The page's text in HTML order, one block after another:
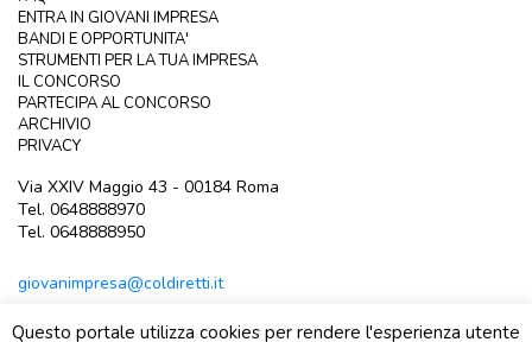
ENTRA IN GIOVANI IMPRESA
BANDI E OPPORTUNITA'
STRUMENTI PER LA TUA IMPRESA
IL CONCORSO
PARTECIPA AL CONCORSO
ARCHIVIO
PRIVACY
Via XXIV Maggio 43 - 00184 Roma
Tel. 0648888970
Tel. 0648888950
giovanimpresa@coldiretti.it
Questo portale utilizza cookies per rendere l'esperienza utente